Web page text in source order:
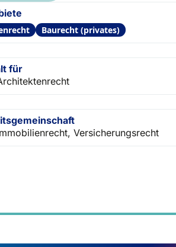
Baurecht (privates)
für
Versicherungsrecht